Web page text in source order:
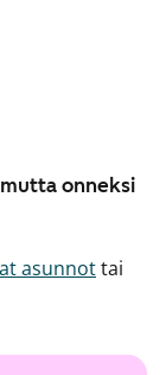
onneksi
asunnottai